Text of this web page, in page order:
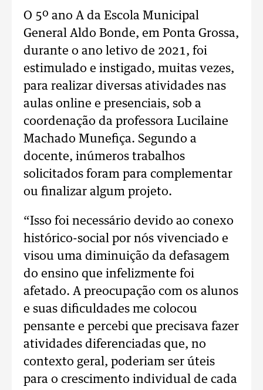
O 5º ano A da Escola Municipal
General Aldo Bonde, em Ponta Grossa,
durante o ano letivo de 2021, foi
estimulado e instigado, muitas vezes,
para realizar diversas atividades nas
aulas online e presenciais, sob a
coordenação da professora Lucilaine
Machado Munefiça. Segundo a
docente, inúmeros trabalhos
solicitados foram para complementar
ou finalizar algum projeto.
“Isso foi necessário devido ao conexo
histórico-social por nós vivenciado e
visou uma diminuição da defasagem
do ensino que infelizmente foi
afetado. A preocupação com os alunos
e suas dificuldades me colocou
pensante e percebi que precisava fazer
atividades diferenciadas que, no
contexto geral, poderiam ser úteis
para o crescimento individual de cada